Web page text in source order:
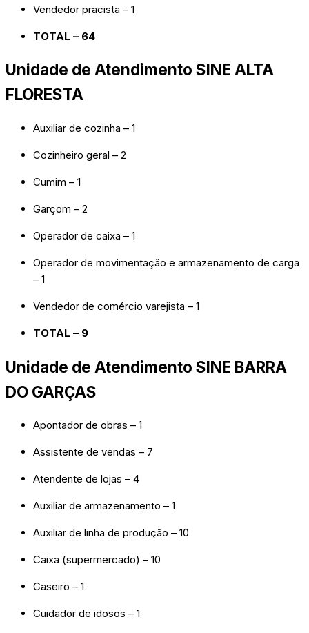
Vendedor pracista – 1
TOTAL – 64
Unidade de Atendimento SINE ALTA
FLORESTA
Auxiliar de cozinha – 1
Cozinheiro geral – 2
Cumim – 1
Garçom – 2
Operador de caixa – 1
Operador de movimentação e armazenamento de carga
– 1
Vendedor de comércio varejista – 1
TOTAL – 9
Unidade de Atendimento SINE BARRA
DO GARÇAS
Apontador de obras – 1
Assistente de vendas – 7
Atendente de lojas – 4
Auxiliar de armazenamento – 1
Auxiliar de linha de produção – 10
Caixa (supermercado) – 10
Caseiro – 1
Cuidador de idosos – 1